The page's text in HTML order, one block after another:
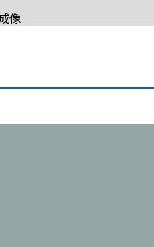
像